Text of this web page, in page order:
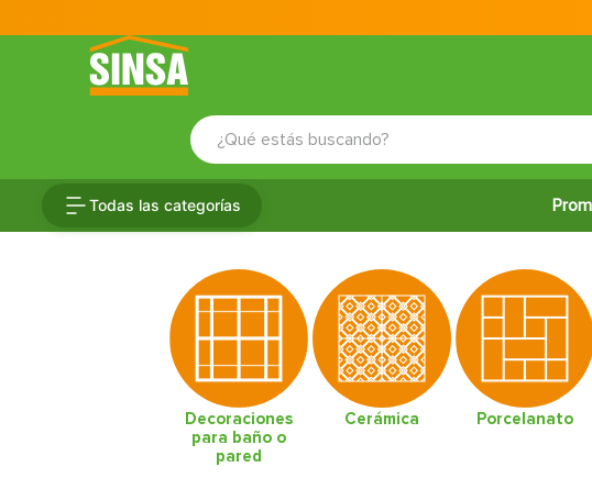
¿Qué estás buscando?
Todas las categorías
Decoraciones
para baño o
pared
Cerámica Porcelanato
3.
puertas
baldosa
5.
cerradura
fachaleta
inodoro